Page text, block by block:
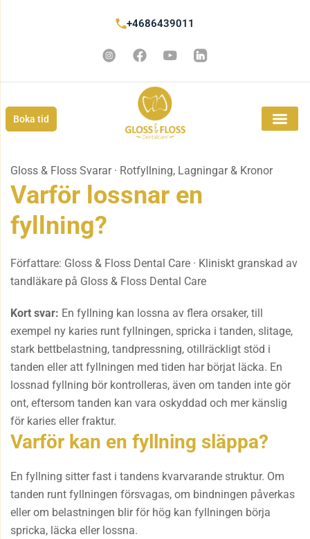
+4686439011
Boka tid
Gloss & Floss Svarar · Rotfyllning, Lagningar & Kronor
Varför lossnar en
fyllning?
Författare: Gloss & Floss Dental Care · Kliniskt granskad av
tandläkare på Gloss & Floss Dental Care
Kort svar: En fyllning kan lossna av flera orsaker, till
exempel ny karies runt fyllningen, spricka i tanden, slitage,
stark bettbelastning, tandpressning, otillräckligt stöd i
tanden eller att fyllningen med tiden har börjat läcka. En
lossnad fyllning bör kontrolleras, även om tanden inte gör
ont, eftersom tanden kan vara oskyddad och mer känslig
för karies eller fraktur.
Varför kan en fyllning släppa?
En fyllning sitter fast i tandens kvarvarande struktur. Om
tanden runt fyllningen försvagas, om bindningen påverkas
eller om belastningen blir för hög kan fyllningen börja
spricka, läcka eller lossna.